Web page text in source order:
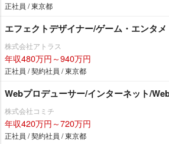
正社員 / 東京都
エフェクトデザイナー/ゲーム・エンタメ
株式会社アトラス
年収480万円～940万円
正社員 / 契約社員 / 東京都
Webプロデューサー/インターネット/
株式会社コミチ
年収420万円～720万円
正社員 / 契約社員 / 東京都